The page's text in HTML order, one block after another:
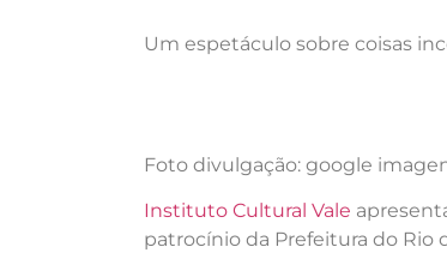
Um espetáculo sobre coisas
Foto divulgação: google
Instituto Cultural Vale
patrocínio da Prefeitura do Rio